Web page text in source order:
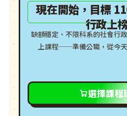
現在開始，目標
行政上
缺額穩定、不限科系的社會行
上課程──準備公職，從今
選擇課程